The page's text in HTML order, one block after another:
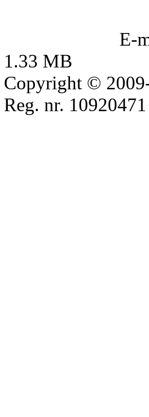
E-
1.33 MB
Copyright ©
Reg. nr. 10920471